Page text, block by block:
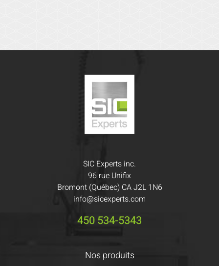
SIC Experts inc.
96 rue Unifix
Bromont (Québec) CA J2L 1N6
info@sicexperts.com
450 534-5343
Nos produits